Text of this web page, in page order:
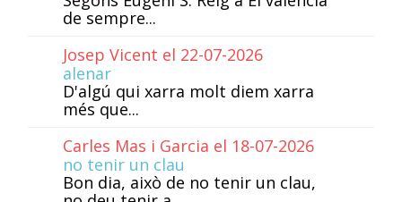
de sempre...
Josep Vicent el 22-07-2026
alenar
D'algú qui xarra molt diem xarra
més que...
Carles Mas i Garcia el 18-07-2026
no tenir un clau
Bon dia, això de no tenir un clau,